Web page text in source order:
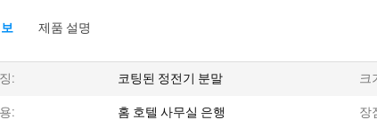
제품 설명
: 코팅된 정전기 분말 크
: 홈 호텔 사무실 은행 장